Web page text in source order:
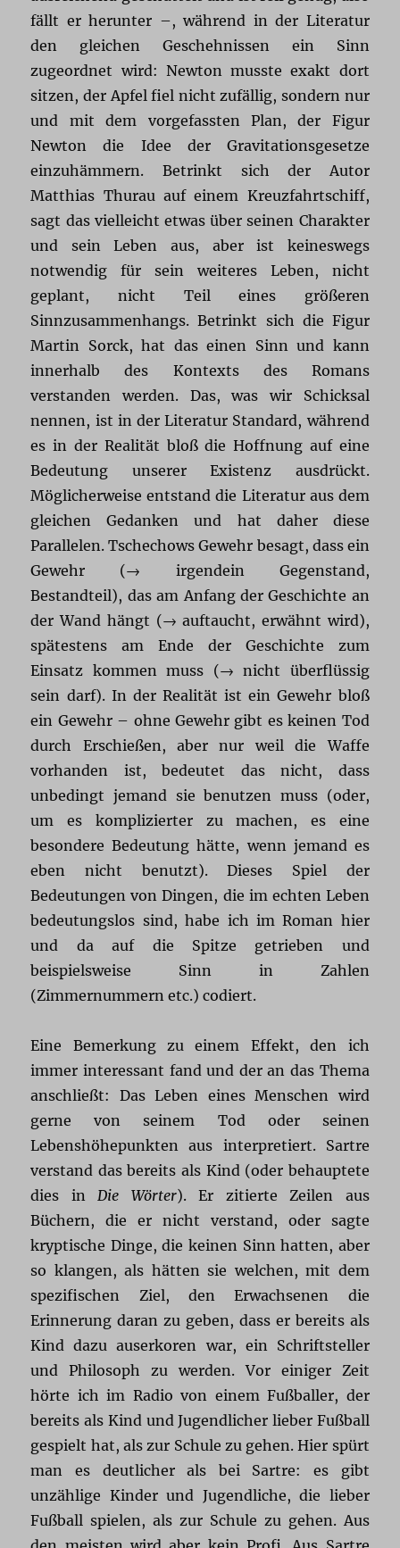
fällt er herunter –, während in der Literatur
den gleichen Geschehnissen ein Sinn
zugeordnet wird: Newton musste exakt dort
sitzen, der Apfel fiel nicht zufällig, sondern nur
und mit dem vorgefassten Plan, der Figur
Newton die Idee der Gravitationsgesetze
einzuhämmern. Betrinkt sich der Autor
Matthias Thurau auf einem Kreuzfahrtschiff,
sagt das vielleicht etwas über seinen Charakter
und sein Leben aus, aber ist keineswegs
notwendig für sein weiteres Leben, nicht
geplant, nicht Teil eines größeren
Sinnzusammenhangs. Betrinkt sich die Figur
Martin Sorck, hat das einen Sinn und kann
innerhalb des Kontexts des Romans
verstanden werden. Das, was wir Schicksal
nennen, ist in der Literatur Standard, während
es in der Realität bloß die Hoffnung auf eine
Bedeutung unserer Existenz ausdrückt.
Möglicherweise entstand die Literatur aus dem
gleichen Gedanken und hat daher diese
Parallelen. Tschechows Gewehr besagt, dass ein
Gewehr (→ irgendein Gegenstand,
Bestandteil), das am Anfang der Geschichte an
der Wand hängt (→ auftaucht, erwähnt wird),
spätestens am Ende der Geschichte zum
Einsatz kommen muss (→ nicht überflüssig
sein darf). In der Realität ist ein Gewehr bloß
ein Gewehr – ohne Gewehr gibt es keinen Tod
durch Erschießen, aber nur weil die Waffe
vorhanden ist, bedeutet das nicht, dass
unbedingt jemand sie benutzen muss (oder,
um es komplizierter zu machen, es eine
besondere Bedeutung hätte, wenn jemand es
eben nicht benutzt). Dieses Spiel der
Bedeutungen von Dingen, die im echten Leben
bedeutungslos sind, habe ich im Roman hier
und da auf die Spitze getrieben und
beispielsweise Sinn in Zahlen
(Zimmernummern etc.) codiert.
Eine Bemerkung zu einem Effekt, den ich
immer interessant fand und der an das Thema
anschließt: Das Leben eines Menschen wird
gerne von seinem Tod oder seinen
Lebenshöhepunkten aus interpretiert. Sartre
verstand das bereits als Kind (oder behauptete
dies inDie Wörter). Er zitierte Zeilen aus
Büchern, die er nicht verstand, oder sagte
kryptische Dinge, die keinen Sinn hatten, aber
so klangen, als hätten sie welchen, mit dem
spezifischen Ziel, den Erwachsenen die
Erinnerung daran zu geben, dass er bereits als
Kind dazu auserkoren war, ein Schriftsteller
und Philosoph zu werden. Vor einiger Zeit
hörte ich im Radio von einem Fußballer, der
bereits als Kind und Jugendlicher lieber Fußball
gespielt hat, als zur Schule zu gehen. Hier spürt
man es deutlicher als bei Sartre: es gibt
unzählige Kinder und Jugendliche, die lieber
Fußball spielen, als zur Schule zu gehen. Aus